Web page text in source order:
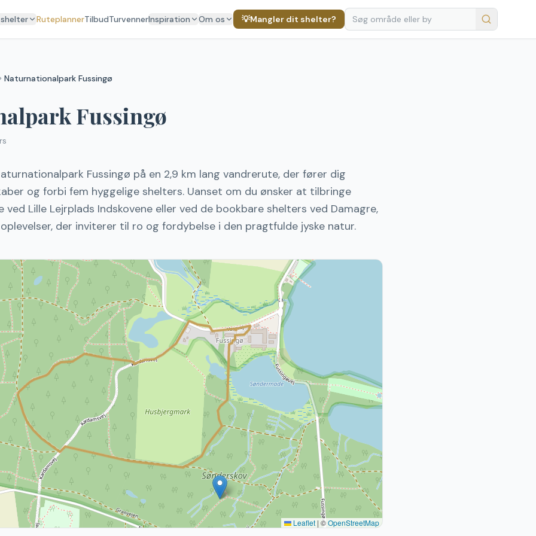
RuteplannerTilbudTurvennerInspiration Om os 💡Mangler dit shelter?
Naturnationalpark Fussingø
Fussingø
Fussingø på en 2,9 km lang vandrerute, der fører dig
og forbi fem hyggelige shelters. Uanset om du ønsker at tilbringe
Lille Lejrplads Indskovene eller ved de bookbare shelters ved Damagre,
der inviterer til ro og fordybelse i den pragtfulde jyske natur.
Leaflet | ©OpenStreetMap